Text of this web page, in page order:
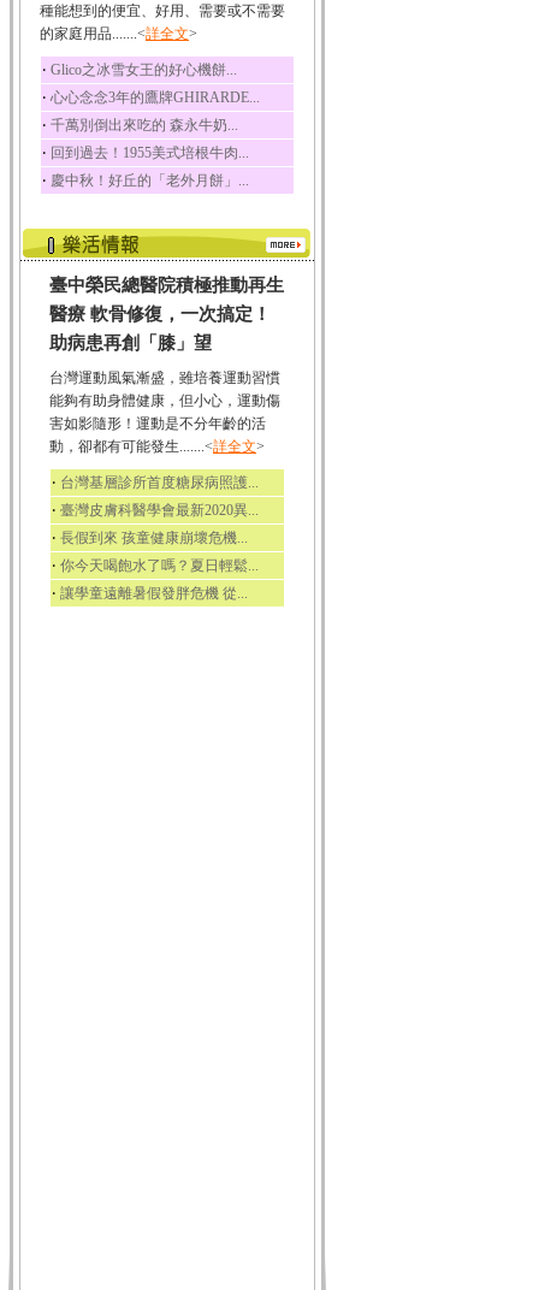
荔枝性質溫和所含的營
養素有醣類、檸檬酸...
五味子
五味子性質溫熱所含營
養成分有揮發油、檸...
草魚
草魚含有維生素A、維生
素C、及豐富的蛋白...
種能想到的便宜、好用、需要或不需要
的家庭用品.......<詳全文>
‧ Glico之冰雪女王的好心機餅...
‧ 心心念念3年的鷹牌GHIRARDE...
‧ 千萬別倒出來吃的 森永牛奶...
‧ 回到過去！1955美式培根牛肉...
‧ 慶中秋！好丘的「老外月餅」...
臺中榮民總醫院積極推動再生
醫療 軟骨修復，一次搞定！
助病患再創「膝」望
台灣運動風氣漸盛，雖培養運動習慣
能夠有助身體健康，但小心，運動傷
害如影隨形！運動是不分年齡的活
動，卻都有可能發生.......<詳全文>
‧ 台灣基層診所首度糖尿病照護...
‧ 臺灣皮膚科醫學會最新2020異...
‧ 長假到來 孩童健康崩壞危機...
‧ 你今天喝飽水了嗎？夏日輕鬆...
‧ 讓學童遠離暑假發胖危機 從...